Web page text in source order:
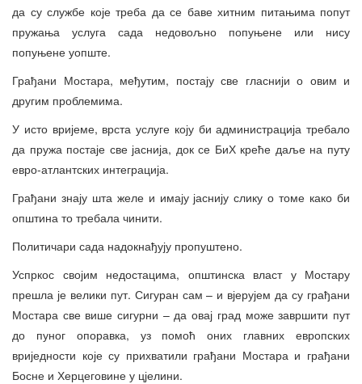
да су службе које треба да се баве хитним питањима попут
пружања услуга сада недовољно попуњене или нису
попуњене уопште.
Грађани Мостара, међутим, постају све гласнији о овим и
другим проблемима.
У исто вријеме, врста услуге коју би администрација требало
да пружа постаје све јаснија, док се БиХ креће даље на путу
евро-атлантских интеграција.
Грађани знају шта желе и имају јаснију слику о томе како би
општина то требала чинити.
Политичари сада надокнађују пропуштено.
Успркос својим недостацима, општинска власт у Мостару
прешла је велики пут. Сигуран сам – и вјерујем да су грађани
Мостара све више сигурни – да овај град може завршити пут
до пуног опоравка, уз помоћ оних главних европских
вриједности које су прихватили грађани Мостара и грађани
Босне и Херцеговине у цјелини.